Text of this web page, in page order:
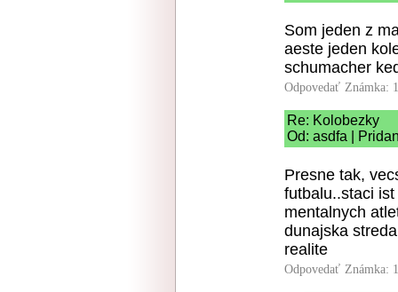
Som jeden z
aeste jeden
schumacher
Odpovedať Známka:
Re: Kolobezky
Od: asdfa |
Presne tak,
futbalu..staci
mentalnych
dunajska
realite
Odpovedať Známka: